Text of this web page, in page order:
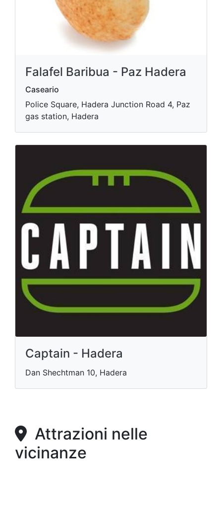
Falafel Baribua - Paz Hadera
Caseario
Police Square, Hadera Junction Road 4, Paz
gas station, Hadera
Captain - Hadera
Dan Shechtman 10, Hadera
Attrazioni nelle
vicinanze